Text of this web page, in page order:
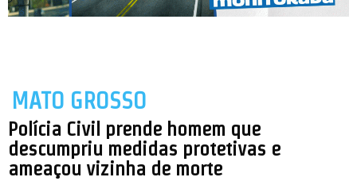
MATO GROSSO
Polícia Civil prende homem que
descumpriu medidas protetivas e
ameaçou vizinha de morte